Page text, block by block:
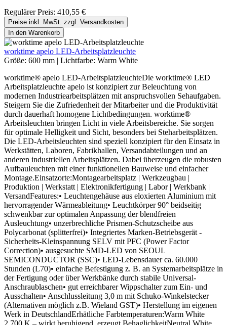
Regulärer Preis: 410,55 €
Preise inkl. MwSt. zzgl. Versandkosten
In den Warenkorb
worktime apelo LED-Arbeitsplatzleuchte
Größe: 600 mm | Lichtfarbe: Warm White
worktime® apelo LED-ArbeitsplatzleuchteDie worktime® LED
Arbeitsplatzleuchte apelo ist konzipiert zur Beleuchtung von
modernen Industriearbeitsplätzen mit anspruchsvollen Sehaufgaben.
Steigern Sie die Zufriedenheit der Mitarbeiter und die Produktivität
durch dauerhaft homogene Lichtbedingungen. worktime®
Arbeitsleuchten bringen Licht in viele Arbeitsbereiche. Sie sorgen
für optimale Helligkeit und Sicht, besonders bei Steharbeitsplätzen.
Die LED-Arbeitsleuchten sind speziell konzipiert für den Einsatz in
Werkstätten, Laboren, Fabrikhallen, Versandabteilungen und an
anderen industriellen Arbeitsplätzen. Dabei überzeugen die robusten
Aufbauleuchten mit einer funktionellen Bauweise und einfacher
Montage.Einsatzorte:Montagearbeitsplatz | Werkzeugbau |
Produktion | Werkstatt | Elektronikfertigung | Labor | Werkbank |
VersandFeatures:• Leuchtengehäuse aus eloxierten Aluminium mit
hervorragender Wärmeableitung• Leuchtkörper 90° beidseitig
schwenkbar zur optimalen Anpassung der blendfreien
Ausleuchtung• unzerbrechliche Prismen-Schutzscheibe aus
Polycarbonat (splitterfrei)• Integriertes Marken-Betriebsgerät -
Sicherheits-Kleinspannung SELV mit PFC (Power Factor
Correction)• ausgesuchte SMD-LED von SEOUL
SEMICONDUCTOR (SSC)• LED-Lebensdauer ca. 60.000
Stunden (L70)• einfache Befestigung z. B. an Systemarbeitsplätze in
der Fertigung oder über Werkbänke durch stabile Universal-
Anschraublaschen• gut erreichbarer Wippschalter zum Ein- und
Ausschalten• Anschlussleitung 3,0 m mit Schuko-Winkelstecker
(Alternativen möglich z.B. Wieland GST)• Herstellung im eigenen
Werk in DeutschlandErhätliche Farbtemperaturen:Warm White